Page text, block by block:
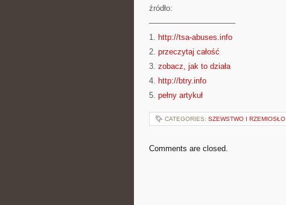
źródło:
———————————
1. http://tsa-abuses.info
2. przeczytaj całość
3. zobacz, jak to działa
4. http://btry.info
5. pełny artykuł
CATEGORIES: SZEWSTWO I RZEMIOSŁO
Comments are closed.